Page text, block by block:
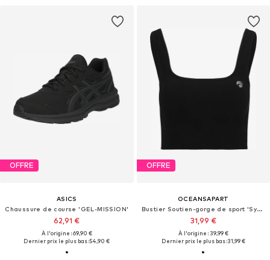
OFFRE
ASICS
Chaussure de course 'GEL-MISSION'
62,91 €
À l'origine : 69,90 €
Dernier prix le plus bas :54,90 €
OFFRE
OCEANSAPART
Bustier Soutien-gorge de sport 'Sydney'
31,99 €
À l'origine : 39,99 €
Dernier prix le plus bas :31,99 €